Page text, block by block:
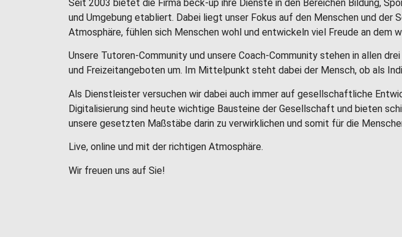
Seit 2003 bietet die Firma beck-up ihre Dienste in den Bereichen Bildung,
und Umgebung etabliert. Dabei liegt unser Fokus auf den Menschen und
Atmosphäre, fühlen sich Menschen wohl und entwickeln viel Freude an dem
Unsere Tutoren-Community und unsere Coach-Community stehen in allen
und Freizeitangeboten um. Im Mittelpunkt steht dabei der Mensch, ob als
Als Dienstleister versuchen wir dabei auch immer auf gesellschaftliche
Digitalisierung sind heute wichtige Bausteine der Gesellschaft und bieten
unsere gesetzten Maßstäbe darin zu verwirklichen und somit für die
Live, online und mit der richtigen Atmosphäre.
Wir freuen uns auf Sie!